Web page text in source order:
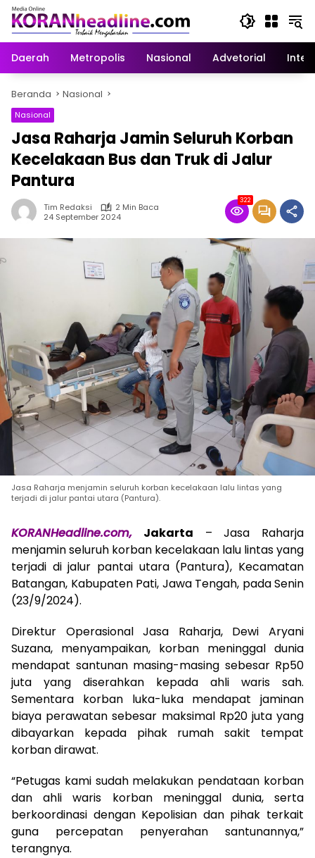
Langsung
konten
Daerah
Metropolis Nasional Advetorial
Beranda Nasional
Nasional
Jasa Raharja Jamin Seluruh Korban
Kecelakaan Bus dan Truk di Jalur
Pantura
Tim Redaksi
2 Min Baca
24 September 2024
322
Jasa Raharja menjamin seluruh korban kecelakaan lalu lintas yang
terjadi di jalur pantai utara (Pantura).
KORANHeadline.com, Jakarta – Jasa Raharja
menjamin seluruh korban kecelakaan lalu lintas yang
terjadi di jalur pantai utara (Pantura), Kecamatan
Batangan, Kabupaten Pati, Jawa Tengah, pada Senin
(23/9/2024).
Direktur Operasional Jasa Raharja, Dewi Aryani
Suzana, menyampaikan, korban meninggal dunia
mendapat santunan masing-masing sebesar Rp50
juta yang diserahkan kepada ahli waris sah.
Sementara korban luka-luka mendapat jaminan
biaya perawatan sebesar maksimal Rp20 juta yang
dibayarkan kepada pihak rumah sakit tempat
korban dirawat.
“Petugas kami sudah melakukan pendataan korban
dan ahli waris korban meninggal dunia, serta
berkoordinasi dengan Kepolisian dan pihak terkait
guna percepatan penyerahan santunannya,”
terangnya.